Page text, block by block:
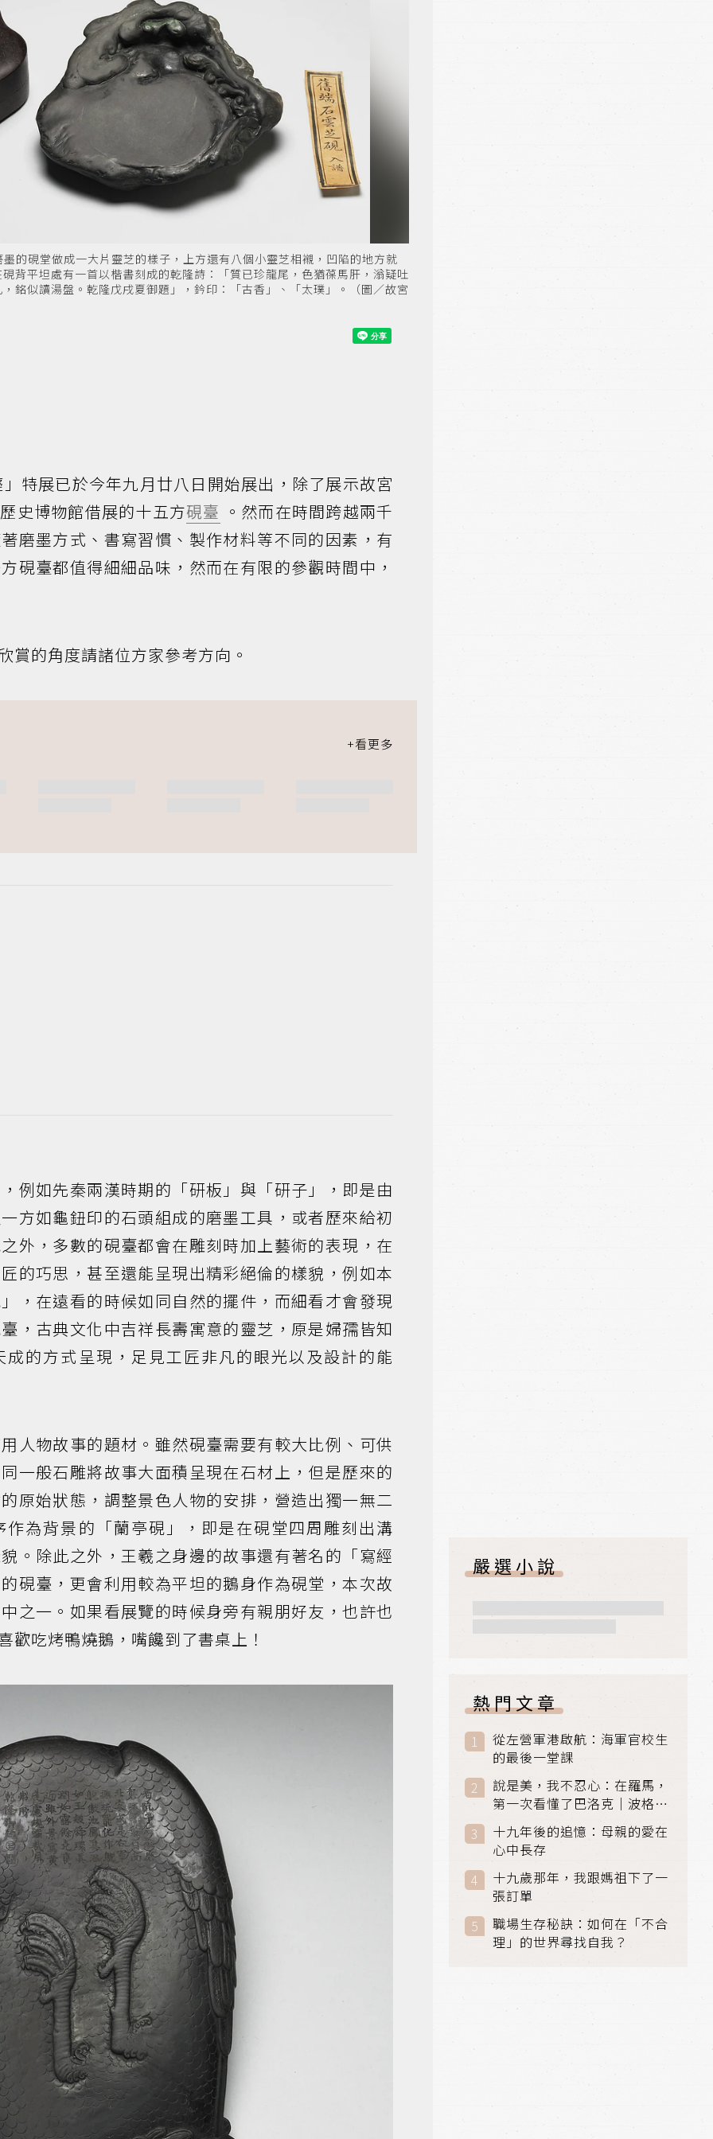
的硯堂做成一大片靈芝的樣子，上方還有八個小靈芝相襯，凹陷的地方就
背平坦處有一首以楷書刻成的乾隆詩：「質已珍龍尾，色猶葆馬肝，滃疑吐
銘似讀湯盤。乾隆戊戌夏御題」，鈐印：「古香」、「太璞」。（圖／故宮
特展已於今年九月廿八日開始展出，除了展示故宮
史博物館借展的十五方硯臺 。然而在時間跨越兩千
磨墨方式、書寫習慣、製作材料等不同的因素，有
硯臺都值得細細品味，然而在有限的參觀時間中，
賞的角度請諸位方家參考方向。
例如先秦兩漢時期的「研板」與「研子」，即是由
方如龜鈕印的石頭組成的磨墨工具，或者歷來給初
外，多數的硯臺都會在雕刻時加上藝術的表現，在
的巧思，甚至還能呈現出精彩絕倫的樣貌，例如本
，在遠看的時候如同自然的擺件，而細看才會發現
，古典文化中吉祥長壽寓意的靈芝，原是婦孺皆知
的方式呈現，足見工匠非凡的眼光以及設計的能
人物故事的題材。雖然硯臺需要有較大比例、可供
一般石雕將故事大面積呈現在石材上，但是歷來的
原始狀態，調整景色人物的安排，營造出獨一無二
為背景的「蘭亭硯」，即是在硯堂四周雕刻出溝
。除此之外，王羲之身邊的故事還有著名的「寫經
硯臺，更會利用較為平坦的鵝身作為硯堂，本次故
之一。如果看展覽的時候身旁有親朋好友，也許也
歡吃烤鴨燒鵝，嘴饞到了書桌上！
嚴選小說
熱門文章
從左營軍港啟航：海軍官校生
的最後一堂課
說是美，我不忍心：在羅馬，
第一次看懂了巴洛克｜波格賽
美術館 (Galleria Borghese)
｜義大利 羅馬
十九年後的追憶：母親的愛在
心中長存
十九歲那年，我跟媽祖下了一
張訂單
職場生存秘訣：如何在「不合
理」的世界尋找自我？